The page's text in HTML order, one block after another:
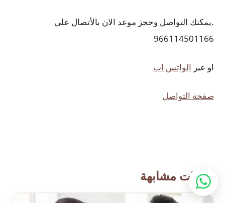
.يمكنك التواصل وحجز موعد الان بالأتصال على
966114501166
او عبر الواتس اب
صفحة التواصل
مقالات مشابهة